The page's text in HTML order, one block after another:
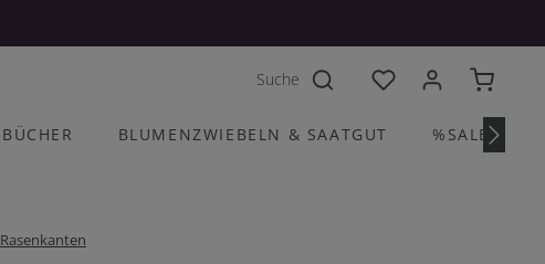
Du hast 0 Produkte
BÜCHER BLUMENZWIEBELN & SAATGUT %SALE%
Rasenkanten